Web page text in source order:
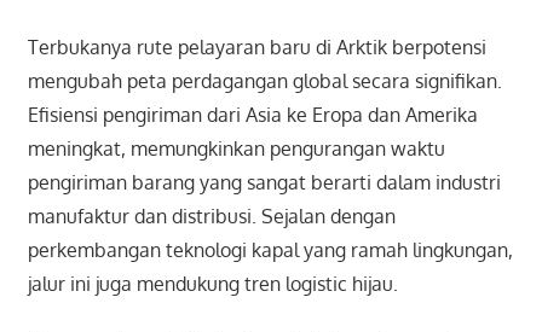
Terbukanya rute pelayaran baru di Arktik berpotensi
mengubah peta perdagangan global secara signifikan.
Efisiensi pengiriman dari Asia ke Eropa dan Amerika
meningkat, memungkinkan pengurangan waktu
pengiriman barang yang sangat berarti dalam industri
manufaktur dan distribusi. Sejalan dengan
perkembangan teknologi kapal yang ramah lingkungan,
jalur ini juga mendukung tren logistic hijau.